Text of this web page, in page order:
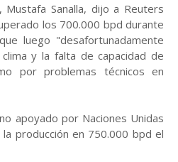
Sanalla, dijo a Reuters
los 700.000 bpd durante
luego "desafortunadamente
y la falta de capacidad de
por problemas técnicos en
apoyado por Naciones Unidas
producción en 750.000 bpd el